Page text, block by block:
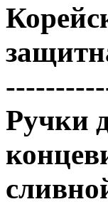
Ручки